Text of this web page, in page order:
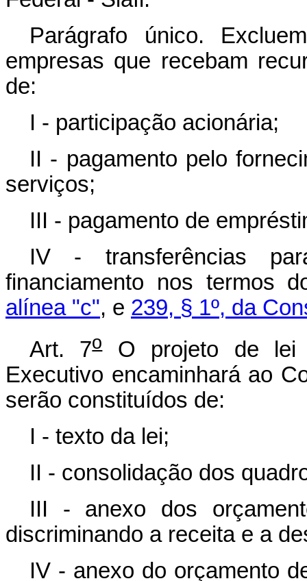
Parágrafo único.
empresas que recebam
de:
I - participação acionária;
II - pagamento pelo
serviços;
III - pagamento de
IV - transferências
financiamento nos termos
alínea "c", e 239, § 1º, da
Art. 7oO projeto de lei
Executivo encaminhará ao
serão constituídos de:
I - texto da lei;
II - consolidação dos
III - anexo dos
discriminando a receita e a
IV - anexo do orçamento